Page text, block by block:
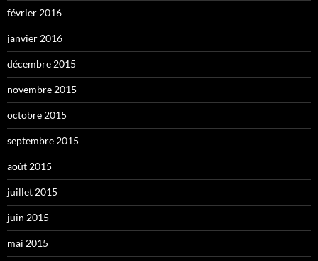
février 2016
janvier 2016
décembre 2015
novembre 2015
octobre 2015
septembre 2015
août 2015
juillet 2015
juin 2015
mai 2015